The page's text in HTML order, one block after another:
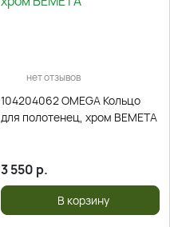
нет отзывов
104204062 OMEGA Кольцо
для полотенец, хром BEMETA
3 550 р.
В корзину